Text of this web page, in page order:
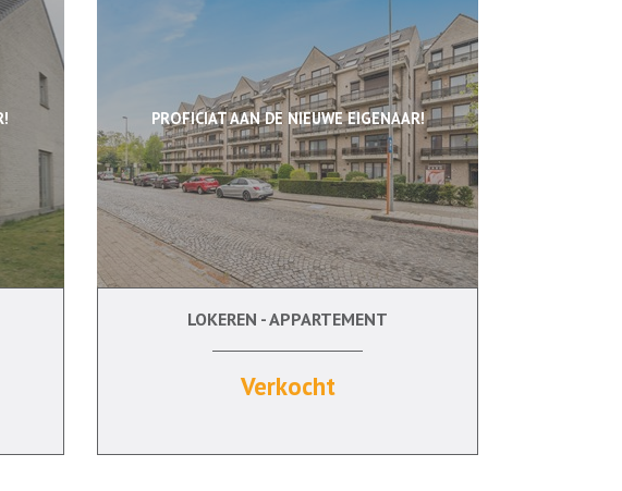
PROFICIAT AAN DE NIEUWE EIGENAAR!
2 Ja
LOKEREN - APPARTEMENT
Verkocht